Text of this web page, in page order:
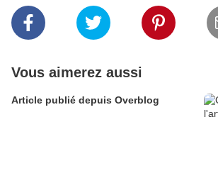
Vous aimerez aussi
Article publié depuis Overblog